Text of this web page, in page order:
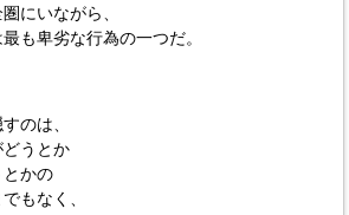
にいながら、
も卑劣な行為の一つだ。
のは、
うとか
とかの
もなく、